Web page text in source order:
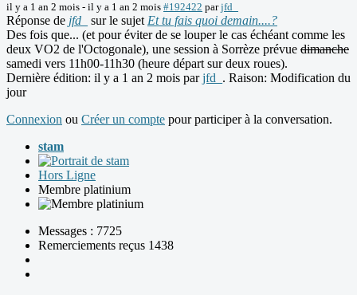
il y a 1 an 2 mois - il y a 1 an 2 mois #192422 parjfd_
Réponse de jfd_ sur le sujet Et tu fais quoi demain....?
Des fois que... (et pour éviter de se louper le cas échéant comme les
deux VO2 de l'Octogonale), une session à Sorrèze prévue dimanche
samedi vers 11h00-11h30 (heure départ sur deux roues).
Dernière édition: il y a 1 an 2 mois parjfd_ . Raison: Modification du
jour
Connexion ou Créer un compte pour participer à la conversation.
stam
Hors Ligne
Membre platinium
Messages : 7725
Remerciements reçus 1438